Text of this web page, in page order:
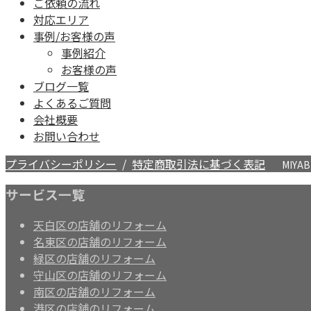
対応エリア
事例/お客様の声
事例紹介
お客様の声
ブログ一覧
よくあるご質問
会社概要
お問い合わせ
プライバシーポリシー / 特定商取引法に基づく表記
サービス一覧
天白区の店舗のリフォーム
名東区の店舗のリフォーム
緑区の店舗のリフォーム
守山区の店舗のリフォーム
南区の店舗のリフォーム